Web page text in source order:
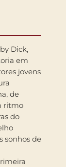
Dick,
em
jovens
de
ritmo
do
sonhos de